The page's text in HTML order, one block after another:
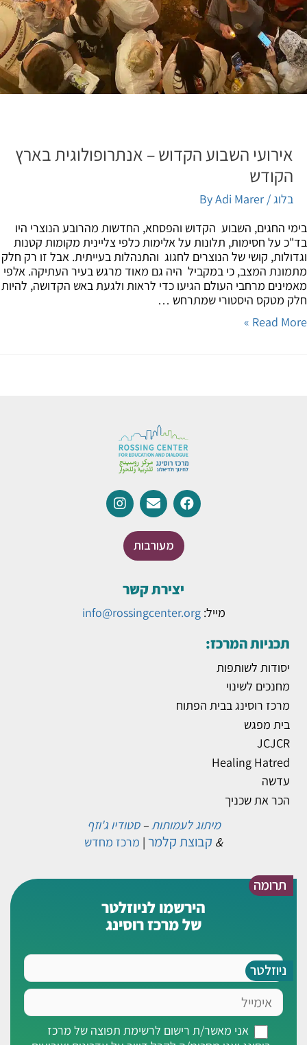
אירועי השבוע הקדוש – אנתרופולוגית בארץ
הקודש
בלוג/ By
Adi Marer
החגים, השבוע הקדוש והפסחא, החדשות מהרובע הנוצרי היו
על חסימות, תלונות על אלימות כלפי צליינית מקומות קטנות
קושי של הנוצרים לחגוג והתנהלות בעייתית. אבל זו רק חלק
המצב, כי במקביל היה גם מאוד מרגש בעיר העתיקה. אלפי
מרחבי העולם הגיעו כדי לראות ולגעת באש הקדושה, להיות
מטקס היסטורי שמתרחש …
Read
תרומה
ניוזלטר
מעורבות
יצירת קשר
מייל:info@rossingcenter.org
תכניות המרכז:
יסודות לשותפות
מחנכים לשינוי
מרכז רוסינג בבית הפתוח
בית מפגש
JCJCR
Healing Hatred
עדשה
הכר את שכניך
מיתוג לעמותות–סטודיו ג'וזף
קבוצת קלמר|מרכז מחדש
הירשמו לניוזלטר
של מרכז רוסינג
אימייל
אני מאשר/ת רישום לרשימת תפוצה של מרכז